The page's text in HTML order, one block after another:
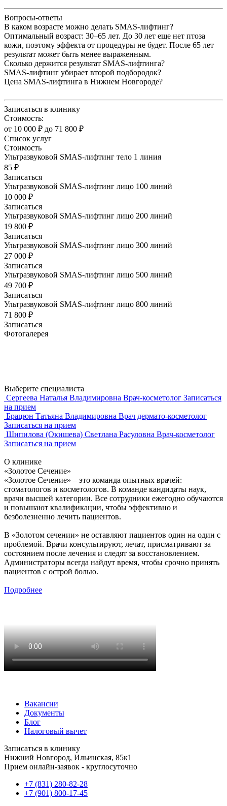
Вопросы-ответы
В каком возрасте можно делать SMAS-лифтинг?
Оптимальный возраст: 30–65 лет. До 30 лет еще нет птоза
кожи, поэтому эффекта от процедуры не будет. После 65 лет
результат может быть менее выраженным.
Сколько держится результат SMAS-лифтинга?
SMAS-лифтинг убирает второй подбородок?
Цена SMAS-лифтинга в Нижнем Новгороде?
Записаться в клинику
Стоимость:
от 10 000 ₽ до 71 800 ₽
Список услуг
Стоимость
Ультразвуковой SMAS-лифтинг тело 1 линия
85 ₽
Записаться
Ультразвуковой SMAS-лифтинг лицо 100 линий
10 000 ₽
Записаться
Ультразвуковой SMAS-лифтинг лицо 200 линий
19 800 ₽
Записаться
Ультразвуковой SMAS-лифтинг лицо 300 линий
27 000 ₽
Записаться
Ультразвуковой SMAS-лифтинг лицо 500 линий
49 700 ₽
Записаться
Ультразвуковой SMAS-лифтинг лицо 800 линий
71 800 ₽
Записаться
Фотогалерея
Выберите специалиста
Сергеева Наталья Владимировна Врач-косметолог Записаться
на прием
Брацюн Татьяна Владимировна Врач дермато-косметолог
Записаться на прием
Шипилова (Окишева) Светлана Расуловна Врач-косметолог
Записаться на прием
О клинике
«Золотое Сечение»
«Золотое Сечение» – это команда опытных врачей:
стоматологов и косметологов. В команде кандидаты наук,
врачи высшей категории. Все сотрудники ежегодно обучаются
и повышают квалификации, чтобы эффективно и
безболезненно лечить пациентов.
В «Золотом сечении» не оставляют пациентов один на один с
проблемой. Врачи консультируют, лечат, присматривают за
состоянием после лечения и следят за восстановлением.
Администраторы всегда найдут время, чтобы срочно принять
пациентов с острой болью.
Подробнее
Вакансии
Документы
Блог
Налоговый вычет
Записаться в клинику
Нижний Новгород, Ильинская, 85к1
Прием онлайн-заявок - круглосуточно
+7 (831) 280-82-28
+7 (901) 800-17-45